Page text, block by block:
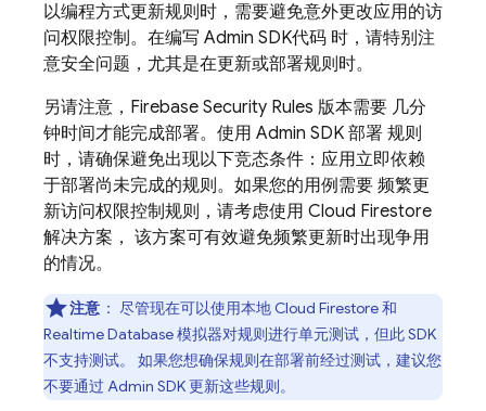
以编程方式更新规则时，需要避免意外更改应用的访
问权限控制。在编写 Admin SDK代码 时，请特别注
意安全问题，尤其是在更新或部署规则时。
另请注意， Firebase Security Rules 版本需要 几分
钟时间才能完成部署。使用 Admin SDK 部署 规则
时，请确保避免出现以下竞态条件：应用立即依赖
于部署尚未完成的规则。如果您的用例需要 频繁更
新访问权限控制规则，请考虑使用 Cloud Firestore
解决方案， 该方案可有效避免频繁更新时出现争用
的情况。
注意 ： 尽管现在可以使用本地 Cloud Firestore和
Realtime Database模拟器对规则进行单元测试，但此 SDK
不支持测试。 如果您想确保规则在部署前经过测试，建议您
不要通过 Admin SDK更新这些规则。